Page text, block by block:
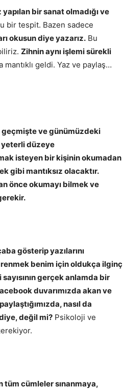
bir sanat olmadığı ve
bir tespit. Bazen sadece
okusun diye yazarız. Bu
Zihnin aynı işlemi sürekli
mantıklı geldi. Yaz ve paylaş…
geçmişte ve günümüzdeki
yeterli düzeye
isteyen bir kişinin okumadan
gibi mantıksız olacaktır.
önce okumayı bilmek ve
gösterip yazılarını
benim için oldukça ilginç
gerçek anlamda bir
duvarımızda akan ve
nasıl da
değil mi? Psikoloji ve
tüm cümleler sınanmaya,